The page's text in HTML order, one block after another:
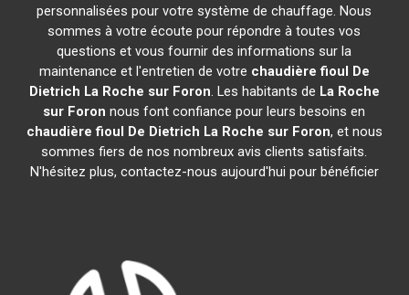
personnalisées pour votre système de chauffage. Nous
sommes à votre écoute pour répondre à toutes vos
questions et vous fournir des informations sur la
maintenance et l'entretien de votre chaudière fioul De
Dietrich La Roche sur Foron. Les habitants de La Roche
sur Foron nous font confiance pour leurs besoins en
chaudière fioul De Dietrich La Roche sur Foron, et nous
sommes fiers de nos nombreux avis clients satisfaits.
N'hésitez plus, contactez-nous aujourd'hui pour bénéficier